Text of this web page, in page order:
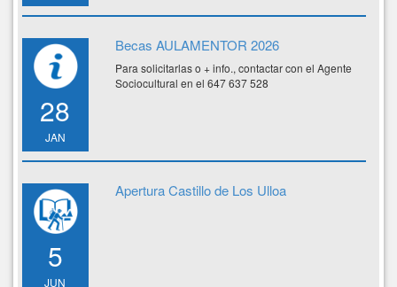
28
JAN
Becas AULAMENTOR 2026
Para solicitarlas o + info., contactar con el Agente
Sociocultural en el 647 637 528
5
JUN
Apertura Castillo de Los Ulloa